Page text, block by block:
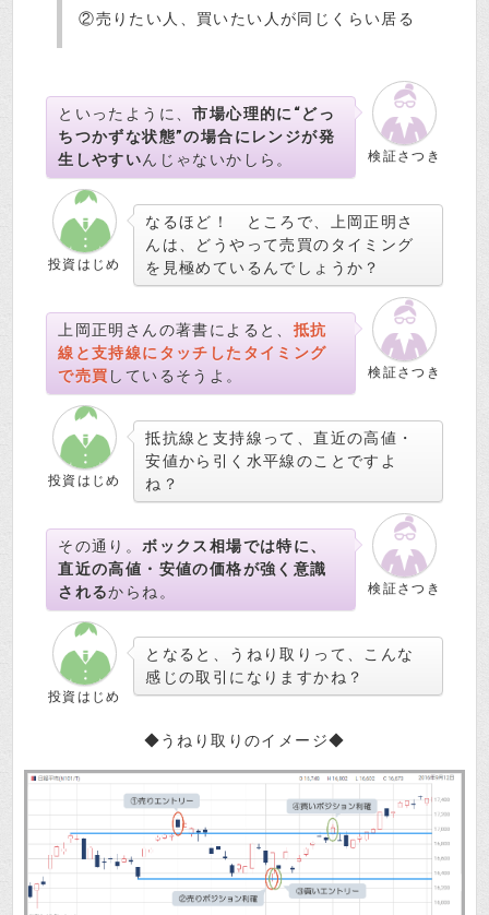
②売りたい人、買いたい人が同じくらい居る
検証さつき
といったように、市場心理的に“どっ
ちつかずな状態”の場合にレンジが発
生しやすいんじゃないかしら。
投資はじめ
なるほど！ ところで、上岡正明さ
んは、どうやって売買のタイミング
を見極めているんでしょうか？
検証さつき
上岡正明さんの著書によると、 抵抗
線と支持線にタッチしたタイミング
で売買 しているそうよ。
投資はじめ
抵抗線と支持線って、直近の高値・
安値から引く水平線のことですよ
ね？
検証さつき
その通り。 ボックス相場では特に、
直近の高値・安値の価格が強く意識
されるからね。
投資はじめ
となると、うねり取りって、こんな
感じの取引になりますかね？
◆うねり取りのイメージ◆